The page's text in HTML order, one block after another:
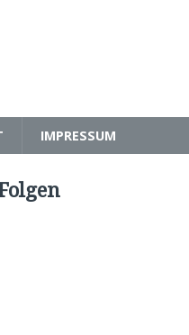
IMPRESSUM